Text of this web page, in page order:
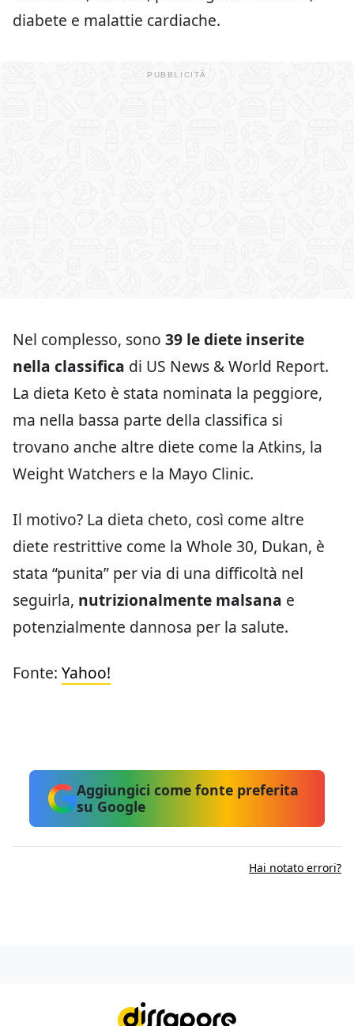
diabete e malattie cardiache.
Nel complesso, sono 39 le diete inserite
nella classifica di US News & World Report.
La dieta Keto è stata nominata la peggiore,
ma nella bassa parte della classifica si
trovano anche altre diete come la Atkins, la
Weight Watchers e la Mayo Clinic.
Il motivo? La dieta cheto, così come altre
diete restrittive come la Whole 30, Dukan, è
stata “punita” per via di una difficoltà nel
seguirla, nutrizionalmente malsana e
potenzialmente dannosa per la salute.
Fonte: Yahoo!
Aggiungici come fonte preferita
su Google
Hai notato errori?